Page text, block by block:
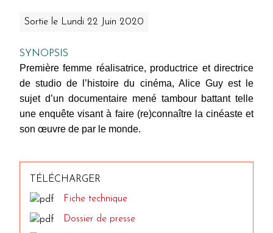
Sortie le Lundi 22 Juin 2020
SYNOPSIS
Première femme réalisatrice, productrice et directrice
de studio de l’histoire du cinéma, Alice Guy est le
sujet d’un documentaire mené tambour battant telle
une enquête visant à faire (re)connaître la cinéaste et
son œuvre de par le monde.
TÉLÉCHARGER
Fiche technique
Dossier de presse